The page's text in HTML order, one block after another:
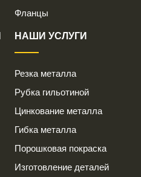
Фланцы
НАШИ УСЛУГИ
Резка металла
Рубка гильотиной
Цинкование металла
Гибка металла
Порошковая покраска
Изготовление деталей